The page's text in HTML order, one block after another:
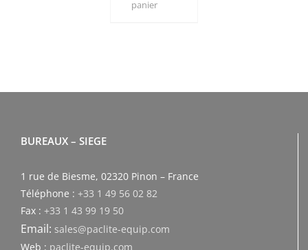
panier
BUREAUX – SIEGE
1 rue de Biesme, 02320 Pinon – France
Téléphone : +33 1 49 56 02 82
Fax : +33 1 43 99 19 50
Email: sales@paclite-equip.com
Web : paclite-equip.com